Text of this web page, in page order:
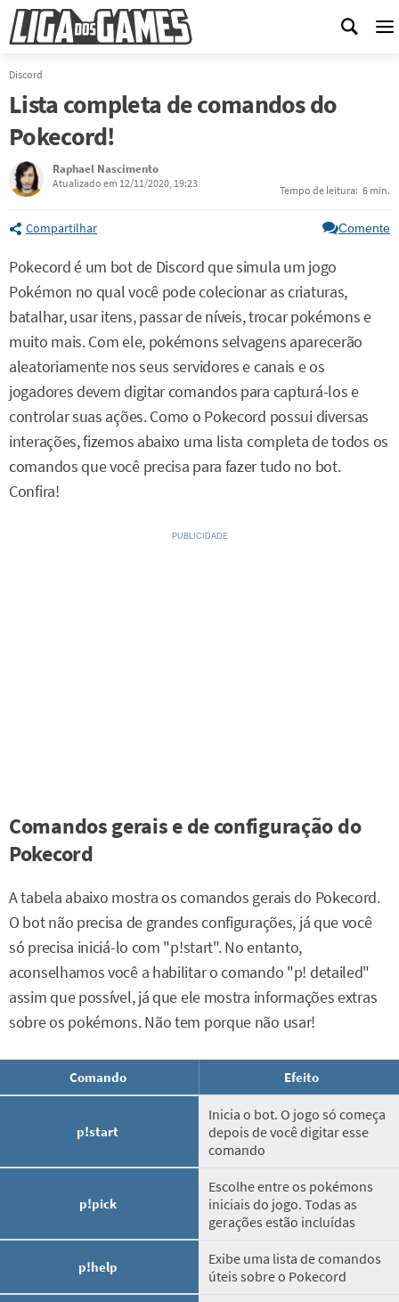
Discord
Lista completa de comandos do
Pokecord!
Raphael Nascimento
Atualizado em 12/11/2020, 19:23
Tempo de leitura: 6 min.
Compartilhar Comente
Pokecord é um bot de Discord que simula um jogo
Pokémon no qual você pode colecionar as criaturas,
batalhar, usar itens, passar de níveis, trocar pokémons e
muito mais. Com ele, pokémons selvagens aparecerão
aleatoriamente nos seus servidores e canais e os
jogadores devem digitar comandos para capturá-los e
controlar suas ações. Como o Pokecord possui diversas
interações, fizemos abaixo uma lista completa de todos os
comandos que você precisa para fazer tudo no bot.
Confira!
Comandos gerais e de configuração do
Pokecord
A tabela abaixo mostra os comandos gerais do Pokecord.
O bot não precisa de grandes configurações, já que você
só precisa iniciá-lo com "p!start". No entanto,
aconselhamos você a habilitar o comando "p! detailed"
assim que possível, já que ele mostra informações extras
sobre os pokémons. Não tem porque não usar!
Comando Efeito
p!start
Inicia o bot. O jogo só começa
depois de você digitar esse
comando
p!pick
Escolhe entre os pokémons
iniciais do jogo. Todas as
gerações estão incluídas
p!help
Exibe uma lista de comandos
úteis sobre o Pokecord